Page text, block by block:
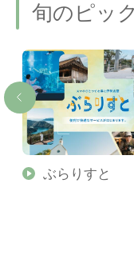
旬のピッ
ぶらりすと